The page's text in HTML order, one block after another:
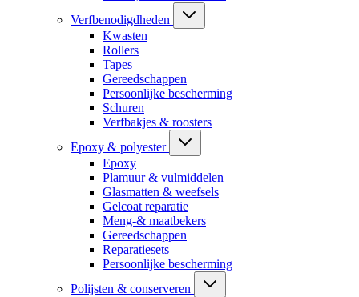
Verfbenodigdheden
Kwasten
Rollers
Tapes
Gereedschappen
Persoonlijke bescherming
Schuren
Verfbakjes & roosters
Epoxy & polyester
Epoxy
Plamuur & vulmiddelen
Glasmatten & weefsels
Gelcoat reparatie
Meng-& maatbekers
Gereedschappen
Reparatiesets
Persoonlijke bescherming
Polijsten & conserveren